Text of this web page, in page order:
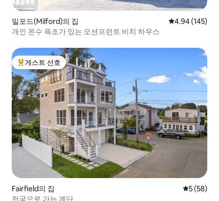
밀포드(Milford)의 집 평점 4.94점(5
4.94 (145)
개인 온수 욕조가 있는 오션프런트 비치 하우스
상위 게스트 선호
게스트 선호
Fairfield의 집 평점 5점(5
5 (58)
천국으로 가는 계단